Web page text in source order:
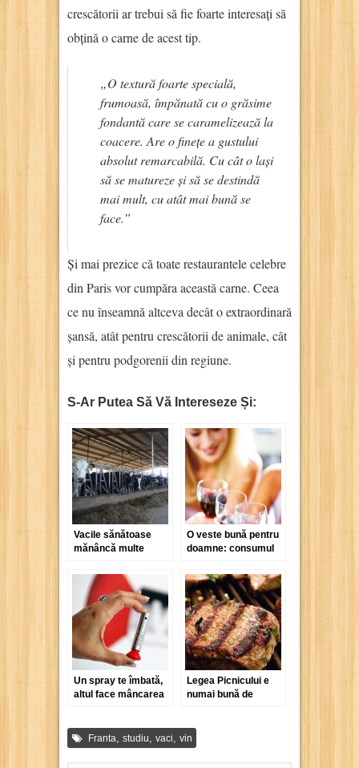
crescătorii ar trebui să fie foarte interesați să
obțină o carne de acest tip.
„O textură foarte specială,
frumoasă, împănată cu o grăsime
fondantă care se caramelizează la
coacere. Are o finețe a gustului
absolut remarcabilă. Cu cât o lași
să se matureze și să se destindă
mai mult, cu atât mai bună se
face.”
Și mai prezice că toate restaurantele celebre
din Paris vor cumpăra această carne. Ceea
ce nu înseamnă altceva decât o extraordinară
șansă, atât pentru crescătorii de animale, cât
și pentru podgorenii din regiune.
S-Ar Putea Să Vă Intereseze Și:
Vacile sănătoase
mănâncă multe
O veste bună pentru
doamne: consumul
împiedică apariția
artritei
Un spray te îmbată,
altul face mâncarea
Legea Picnicului e
numai bună de
Franta studiu vaci vin